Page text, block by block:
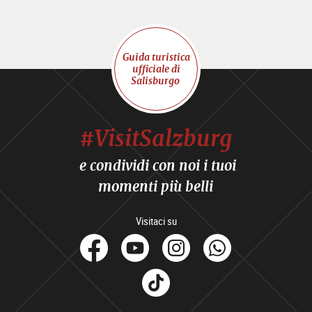
Guida turistica
ufficiale di
Salisburgo
#VisitSalzburg
e condividi con noi i tuoi
momenti più belli
Visitaci su
facebook
YoutubeInstagram
Tik